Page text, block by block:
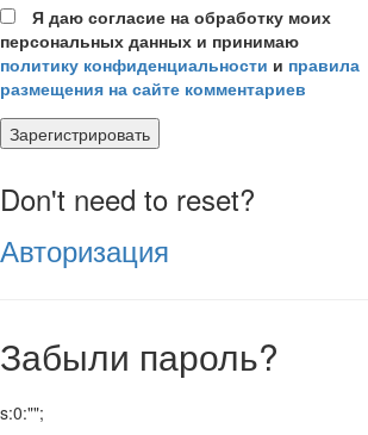
Я даю согласие на обработку моих
персональных данных и принимаю
политику конфиденциальности и правила
размещения на сайте комментариев
Зарегистрировать
Don't need to reset?
Авторизация
Забыли пароль?
s:0:"";